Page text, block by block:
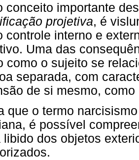
conceito importante
projetiva, é
controle interno e
Uma das
como o sujeito se
separada, com
de si mesmo,
que o termo
é possível
libido dos objetos